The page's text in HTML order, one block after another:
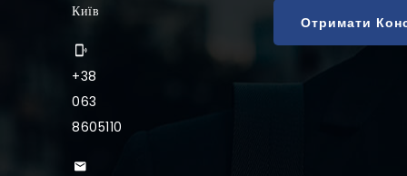
Київ
+38
063
8605110